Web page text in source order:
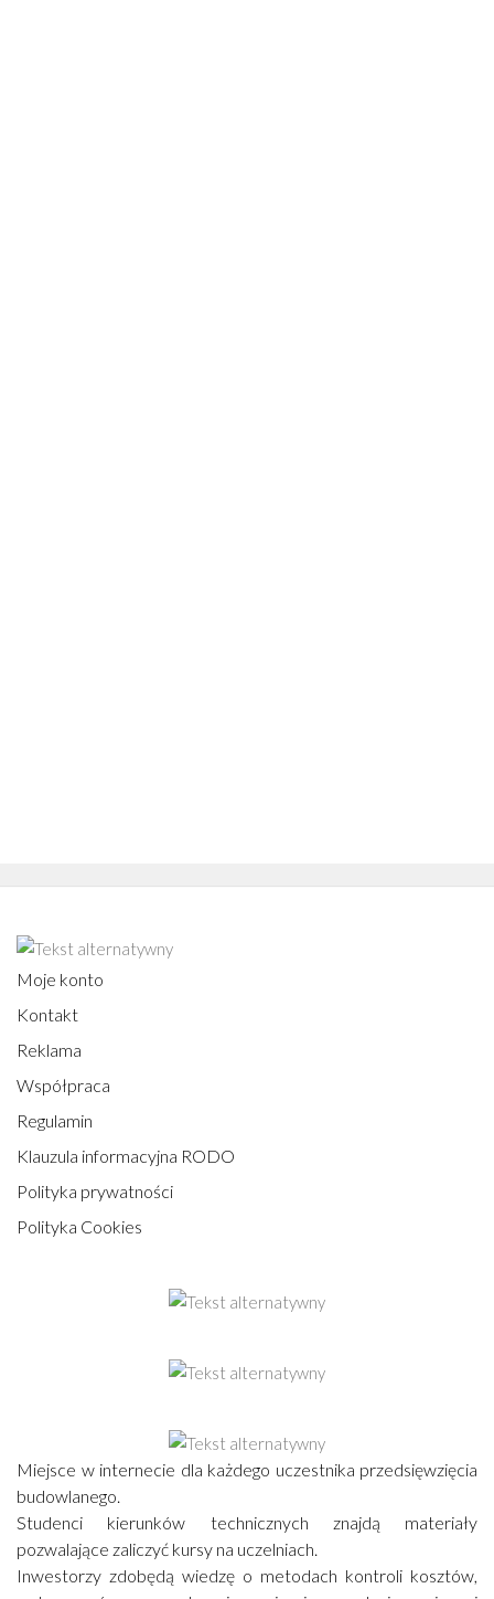
Moje konto
Kontakt
Reklama
Współpraca
Regulamin
Klauzula informacyjna RODO
Polityka prywatności
Polityka Cookies
Miejsce w internecie dla każdego uczestnika przedsięwzięcia
budowlanego.
Studenci kierunków technicznych znajdą materiały
pozwalające zaliczyć kursy na uczelniach.
Inwestorzy zdobędą wiedzę o metodach kontroli kosztów,